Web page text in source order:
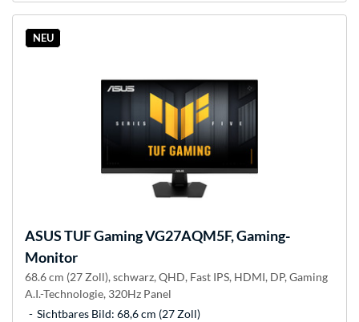
NEU
ASUSTUF Gaming VG27AQM5F, Gaming-
Monitor
68.6 cm (27 Zoll), schwarz, QHD, Fast IPS, HDMI, DP, Gaming
A.I.-Technologie, 320Hz Panel
Sichtbares Bild: 68,6 cm (27 Zoll)